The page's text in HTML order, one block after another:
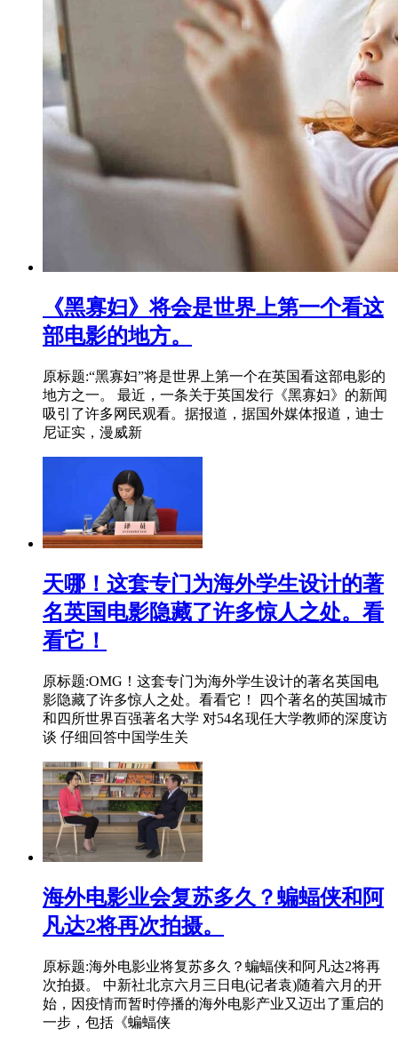
《黑寡妇》将会是世界上第一个看这
部电影的地方。
原标题:“黑寡妇”将是世界上第一个在英国看这部电影的
地方之一。 最近，一条关于英国发行《黑寡妇》的新闻
吸引了许多网民观看。据报道，据国外媒体报道，迪士
尼证实，漫威新
天哪！这套专门为海外学生设计的著
名英国电影隐藏了许多惊人之处。看
看它！
原标题:OMG！这套专门为海外学生设计的著名英国电
影隐藏了许多惊人之处。看看它！ 四个著名的英国城市
和四所世界百强著名大学 对54名现任大学教师的深度访
谈 仔细回答中国学生关
海外电影业会复苏多久？蝙蝠侠和阿
凡达2将再次拍摄。
原标题:海外电影业将复苏多久？蝙蝠侠和阿凡达2将再
次拍摄。 中新社北京六月三日电(记者袁)随着六月的开
始，因疫情而暂时停播的海外电影产业又迈出了重启的
一步，包括《蝙蝠侠